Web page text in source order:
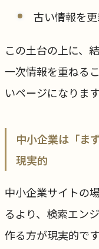
古い情報を
この土台の上に、
一次情報を重ねる
いページになります
中小企業は「ま
現実的
中小企業サイトの
るより、検索エン
作る方が現実的で